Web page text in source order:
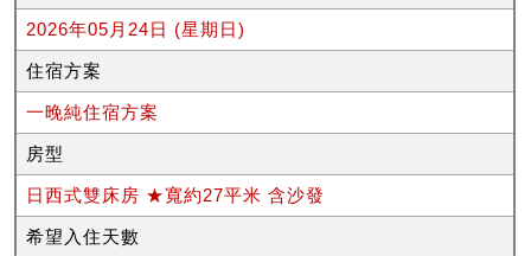
2026年05月24日 (星期日)
住宿方案
一晚純住宿方案
房型
日西式雙床房 ★寬約27平米 含沙發
希望入住天數